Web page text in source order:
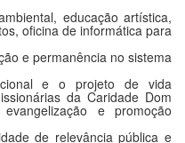
educação artística,
oficina de informática para
e permanência no sistema
e o projeto de vida
da Caridade Dom
e promoção
de relevância pública e